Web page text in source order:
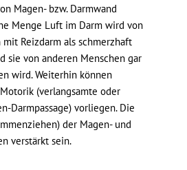
Magen- bzw. Darmwand
Menge Luft im Darm wird von
Reizdarm als schmerzhaft
sie von anderen Menschen gar
wird. Weiterhin können
(verlangsamte oder
Darmpassage) vorliegen. Die
der Magen- und
verstärkt sein.